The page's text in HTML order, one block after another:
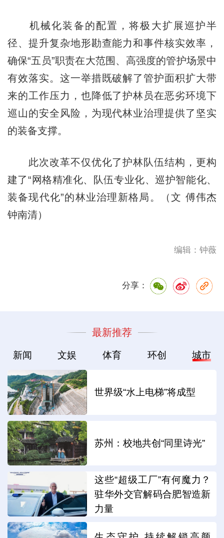
机械化装备的配置，将极大扩展巡护半
径、提升复杂地形勘查能力和事件核实效率，
确保“五员”职责在大范围、高强度的管护场景中
有效落实。这一举措既破解了管护面积扩大带
来的工作压力，也降低了护林员在恶劣环境下
巡山的安全风险，为现代林业治理提供了坚实
的装备支撑。
此次改革不仅优化了护林队伍结构，更构
建了“网格精准化、队伍专业化、巡护智能化、
装备现代化”的林业治理新格局。（文 傅伟杰
钟南清）
编辑：钟薇
分享：
最新推荐
新闻 文娱 体育 环创 城市
世界级“水上电梯”将成型
苏州：校地共创“同里诗光”
这些“超级工厂”有何魔力？
驻华外交官解码合肥智造新
力量